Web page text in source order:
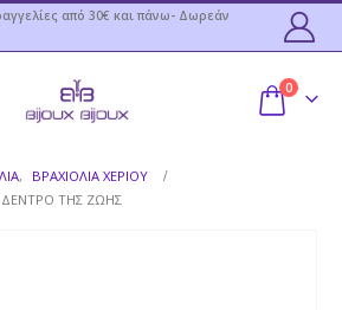
από 30€ και πάνω- Δωρεάν
0
,
ΒΡΑΧΙΌΛΙΑ ΧΕΡΙΟΎ
ΔΈΝΤΡΟ ΤΗΣ ΖΩΉΣ